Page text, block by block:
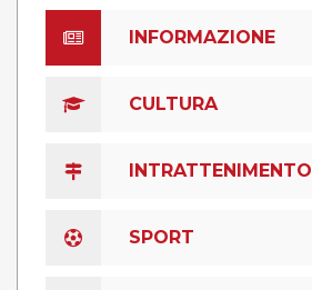
INFORMAZIONE
CULTURA
INTRATTENIMENTO
SPORT